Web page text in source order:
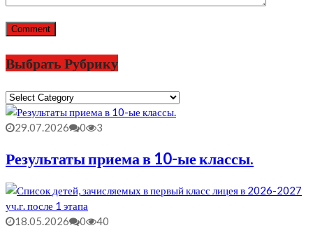
Выбрать Рубрику
Выбрать
Рубрику
29.07.2026
0 3
Результаты приема в 10-ые классы.
18.05.2026 0 40